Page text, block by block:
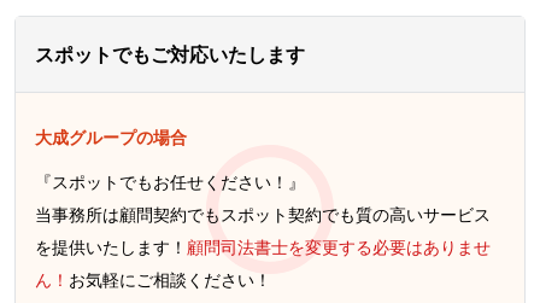
スポットでもご対応いたします
大成グループの場合
『スポットでもお任せください！』
当事務所は顧問契約でもスポット契約でも質の高いサービス
を提供いたします！ 顧問司法書士を変更する必要はありませ
ん！ お気軽にご相談ください！